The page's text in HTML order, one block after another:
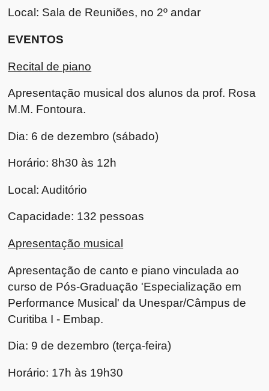
Local: Sala de Reuniões, no 2º andar
EVENTOS
Recital de piano
Apresentação musical dos alunos da prof. Rosa
M.M. Fontoura.
Dia: 6 de dezembro (sábado)
Horário: 8h30 às 12h
Local: Auditório
Capacidade: 132 pessoas
Apresentação musical
Apresentação de canto e piano vinculada ao
curso de Pós-Graduação 'Especialização em
Performance Musical' da Unespar/Câmpus de
Curitiba I - Embap.
Dia: 9 de dezembro (terça-feira)
Horário: 17h às 19h30